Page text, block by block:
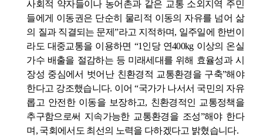
사회적 약자들이나 농어촌과 같은 교통 소외지역 주민
들에게 이동권은 단순히 물리적 이동의 자유를 넘어 삶
의 질과 직결되는 문제”라고 지적하며, 일주일에 한번이
라도 대중교통을 이용하면 “1인당 연400kg 이상의 온실
가수 배출을 절감하는 등 미래세대를 위해 효율성과 시
장성 중심에서 벗어난 친환경적 교통환경을 구축”해야
한다고 강조했습니다. 이어“국가가 나서서 국민의 자유
롭고 안전한 이동을 보장하고, 친환경적인 교통정책을
추구함으로써 지속가능한 교통환경을 조성”해야 한다
며 , 국회에서도 최선의 노력을 다하겠다고 밝혔습니다.